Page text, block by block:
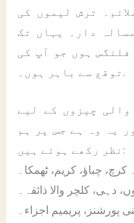
ترش لیموں کی
دار۔ یہاں تک
فلنگس ہوں جو آپ کی
توقع سے باہر ہوں۔.
چیزوں کے لیے
یہ وہ ہے جس پر ہم
نظر رکھے ہوئے ہیں: